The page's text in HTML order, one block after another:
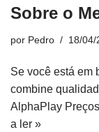
Sobre o
por Pedro 18/04/
Se você está em
combine
AlphaPlay
a ler »